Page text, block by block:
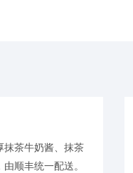
抹茶牛奶酱、抹茶
顺丰统一配送。